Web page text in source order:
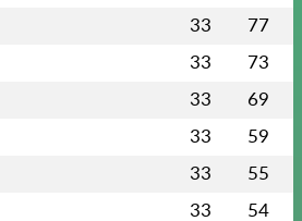
33 77
33 73
33 69
33 59
33 55
33 54